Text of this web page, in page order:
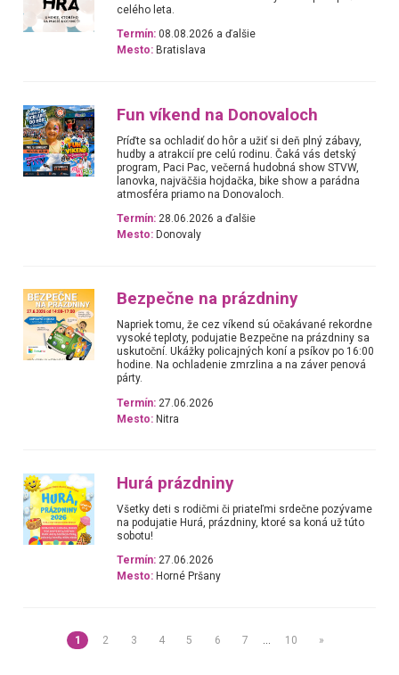
celého leta.
Termín: 08.08.2026 a ďalšie
Mesto: Bratislava
Fun víkend na Donovaloch
Príďte sa ochladiť do hôr a užiť si deň plný zábavy,
hudby a atrakcií pre celú rodinu. Čaká vás detský
program, Paci Pac, večerná hudobná show STVW,
lanovka, najväčšia hojdačka, bike show a parádna
atmosféra priamo na Donovaloch.
Termín: 28.06.2026 a ďalšie
Mesto: Donovaly
Bezpečne na prázdniny
Napriek tomu, že cez víkend sú očakávané rekordne
vysoké teploty, podujatie Bezpečne na prázdniny sa
uskutoční. Ukážky policajných koní a psíkov po 16:00
hodine. Na ochladenie zmrzlina a na záver penová
párty.
Termín: 27.06.2026
Mesto: Nitra
Hurá prázdniny
Všetky deti s rodičmi či priateľmi srdečne pozývame
na podujatie Hurá, prázdniny, ktoré sa koná už túto
sobotu!
Termín: 27.06.2026
Mesto: Horné Pršany
1 2 3 4 5 6 7 10 »